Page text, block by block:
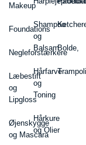
Makeup
Foundations
Negleforstærkere
Læbestift
og
Lipgloss
Øjenskygge
og Mascara
Shampoo
og
Balsam
Hårfarve
og
Toning
Hårkure
og Olier
Bolde,